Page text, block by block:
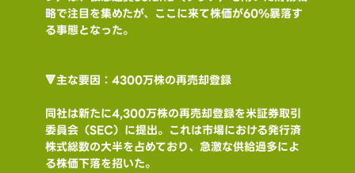
略で注目を集めたが、ここに来て株価が60%暴落す
る事態となった。
🔻主な要因：4300万株の再売却登録
同社は新たに4,300万株の再売却登録を米証券取引
委員会（SEC）に提出。これは市場における発行済
株式総数の大半を占めており、急激な供給過多によ
る株価下落を招いた。